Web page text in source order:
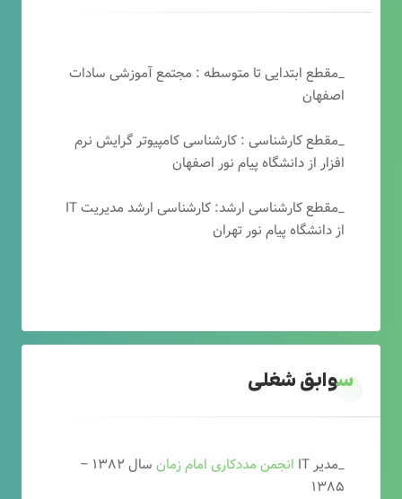
_مقطع ابتدایی تا متوسطه : مجتمع آموزشی سادات
اصفهان
_مقطع کارشناسی : کارشناسی کامپیوتر گرایش نرم
افزار از دانشگاه پیام نور اصفهان
_مقطع کارشناسی ارشد: کارشناسی ارشد مدیریت IT
از دانشگاه پیام نور تهران
سوابق شغلی
_مدیر IT انجمن مددکاری امام زمان
سال ۱۳۸۲ –
۱۳۸۵